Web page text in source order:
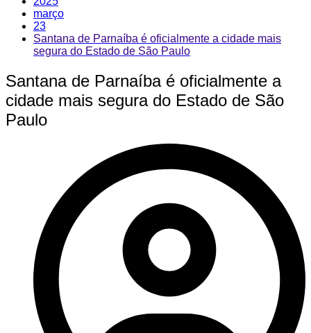
março
23
Santana de Parnaíba é oficialmente a cidade mais
segura do Estado de São Paulo
Santana de Parnaíba é oficialmente a
cidade mais segura do Estado de São
Paulo